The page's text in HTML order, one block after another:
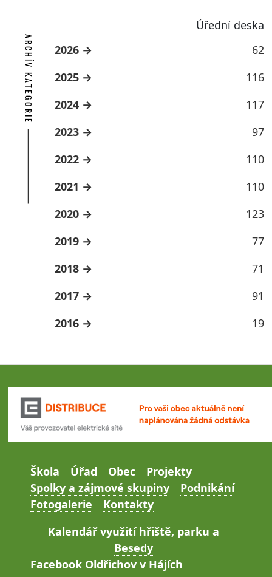
Úřední deska
ARCHÍV KATEGORIE 2026
62
2025
116
2024
117
2023
97
2022
110
2021
110
2020
123
2019
77
2018
71
2017
91
2016
19
Škola Úřad Obec
Projekty
Spolky a zájmové skupiny
Podnikání
Fotogalerie
Kontakty
Kalendář využití hřiště, parku a
Besedy
Facebook Oldřichov v Hájích